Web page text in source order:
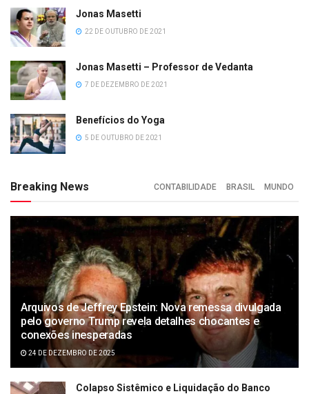
Jonas Masetti
22 DE OUTUBRO DE 2021
Jonas Masetti – Professor de Vedanta
7 DE DEZEMBRO DE 2021
Benefícios do Yoga
5 DE OUTUBRO DE 2021
Breaking News CONTABILIDADE BRASIL MUNDO
Arquivos de Jeffrey Epstein: Nova remessa divulgada
pelo governo Trump revela detalhes chocantes e
conexões inesperadas
24 DE DEZEMBRO DE 2025
Colapso Sistêmico e Liquidação do Banco